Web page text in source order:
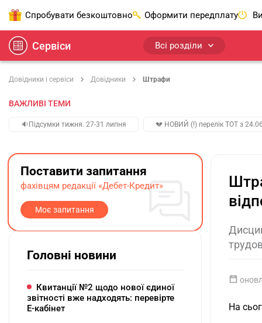
Спробувати безкоштовно Оформити передплату
Сервіси Всі розділи
Довідники і сервіси Довідники Штрафи
ВАЖЛИВІ ТЕМИ
🔉Підсумки тижня. 27-31 липня 💔 НОВИЙ (!) перелік ТОТ з
На
Поставити запитання
фахівцям редакції «Дебет-Кредит»
Моє запитання
Головні новини
Квитанції №2 щодо нової єдиної
звітності вже надходять: перевірте
Е-кабінет